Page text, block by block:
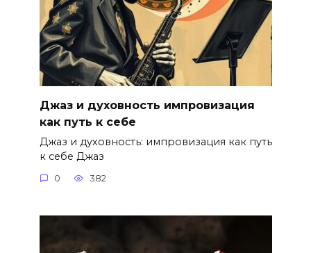
Джаз и духовность импровизация
как путь к себе
Джаз и духовность: импровизация как путь
к себе Джаз
0 382